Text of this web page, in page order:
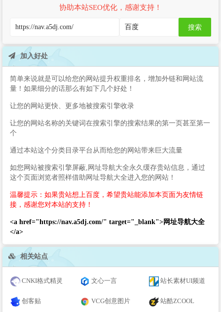
协助本站SEO优化，感谢支持！
搜索
加入好处
简单来说就是可以给您的网站提升权重排名，增加外链和网站流
量！如果细分的话那么有如下几个好处！
让您的网站更快、更多地被搜索引擎收录
让您的网站名称的关键词在搜索引擎的搜索结果的第一页甚至第一
个
通过本站这个分类目录平台从而给您的网站带来巨大流量
如您网站被搜索引擎屏蔽,网址导航大全永久缓存贵站信息，通过
这个页面浏览者照样借助网址导航大全进入您的网站！
温馨提示：如果贵站想上百度，希望贵站能添加本页面为友情链
接，感谢您对本站的支持！
<a href="https://nav.a5dj.com/" target="_blank">网址导航大全
</a>
相关站点
CNKI格式精灵 文心一言 站长素材UI频道
创客贴 VCG创意图片 站酷ZCOOL